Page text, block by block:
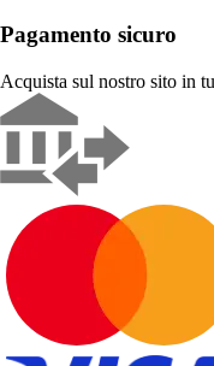
Pagamento sicuro
Acquista sul nostro sito in